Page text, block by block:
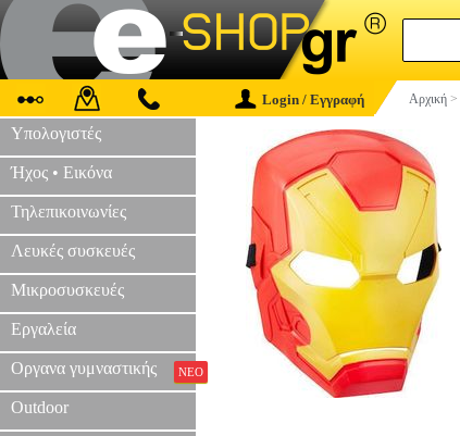
Login / Εγγραφή Αρχική >
Υπολογιστές
Ήχος • Εικόνα
Τηλεπικοινωνίες
Λευκές συσκευές
Μικροσυσκευές
Εργαλεία
Οργανα γυμναστικής ΝΕΟ
Outdoor